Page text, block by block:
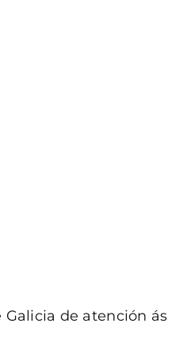
de atención ás